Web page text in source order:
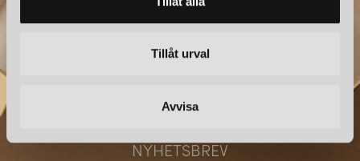
Tillåt urval
Avvisa
NYHETSBREV